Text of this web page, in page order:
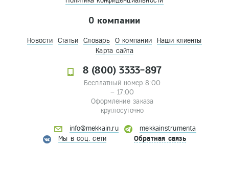
О компании
Новости Статьи Словарь О компании
Наши клиенты
Карта сайта
8 (800) 3333-897
Бесплатный номер 8:00
– 17:00
Оформление заказа
круглосуточно
info@mekkain.ru
mekkainstrumenta
Мы в соц. сети
Обратная связь